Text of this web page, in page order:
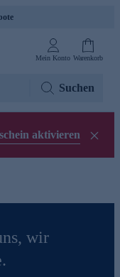
Mein Konto Warenkorb
Suchen
aktivieren
wir